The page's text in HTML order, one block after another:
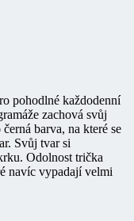
zachová svůj
barva, na které se
Svůj tvar si
Odolnost trička
navíc vypadají velmi